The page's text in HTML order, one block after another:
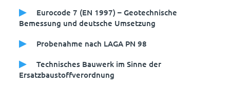
Eurocode 7 (EN 1997) – Geotechnische
Bemessung und deutsche Umsetzung
Probenahme nach LAGA PN 98
Technisches Bauwerk im Sinne der
Ersatzbaustoffverordnung